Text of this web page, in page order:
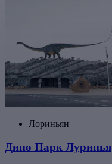
Лориньян
Дино Парк Луринья